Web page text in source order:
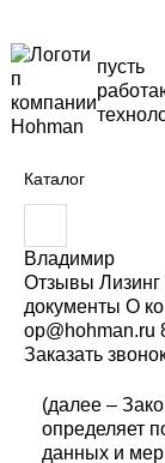
пусть
Каталог
е
д
и
т
е
з
Владимир
Отзывы Лизинг
документы О
op@hohman.ru
Заказать
ДАННЫХ
1. ОБЩИЕ
Настоящая
данных
(далее –
определяет
данных и